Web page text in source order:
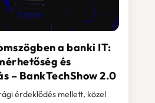
a banki IT:
és
– BankTechShow 2.0
érdeklődés mellett, közel